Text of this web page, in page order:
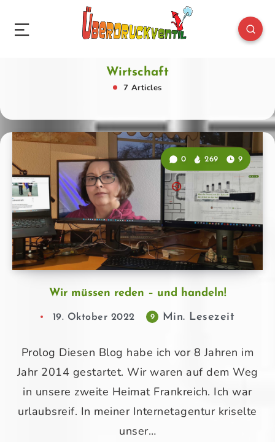
Wirtschaft
7 Articles
Wir müssen reden – und handeln!
0 269 9
19. Oktober 2022 9 Min. Lesezeit
Prolog Diesen Blog habe ich vor 8 Jahren im
Jahr 2014 gestartet. Wir waren auf dem Weg
in unsere zweite Heimat Frankreich. Ich war
urlaubsreif. In meiner Internetagentur kriselte
unser…